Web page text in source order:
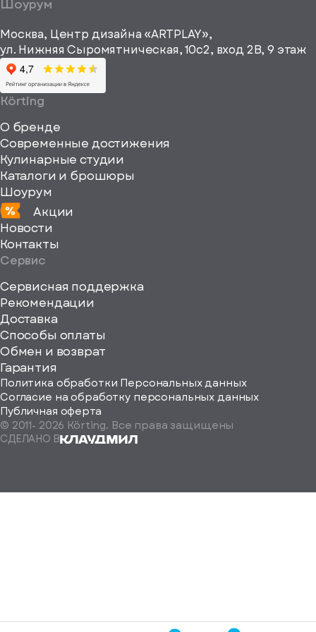
рекламные и
информационные
материалы
viewBox="0
0
Шоурум
Москва, Центр дизайна «ARTPLAY»,
ул. Нижняя Сыромятническая, 10с2, вход 2B, 9 этаж
Körting
О бренде
Современные достижения
Кулинарные студии
Каталоги и брошюры
Шоурум
Акции
Новости
Контакты
Сервис
Сервисная поддержка
Рекомендации
Доставка
Способы оплаты
Обмен и возврат
Гарантия
Политика обработки Персональных данных
Согласие на обработку персональных данных
Публичная оферта
© 2011- 2026 Körting. Все права защищены
СДЕЛАНО В
Определить
на-